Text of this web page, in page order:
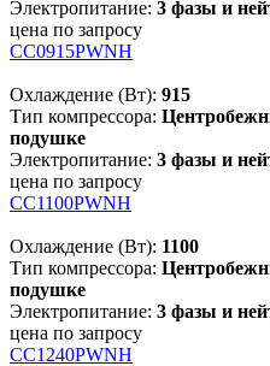
Электропитание: 3 фазы и
цена по запросу
CC0915PWNH
Охлаждение (Вт): 915
Тип компрессора:
подушке
Электропитание: 3 фазы и
цена по запросу
CC1100PWNH
Охлаждение (Вт): 1100
Тип компрессора:
подушке
Электропитание: 3 фазы и
цена по запросу
CC1240PWNH